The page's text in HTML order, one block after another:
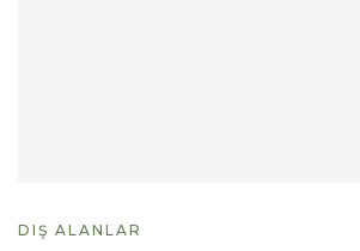
DIŞ ALANLAR